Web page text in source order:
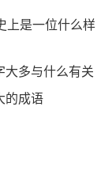
上是一位什么样
大多与什么有关
的成语